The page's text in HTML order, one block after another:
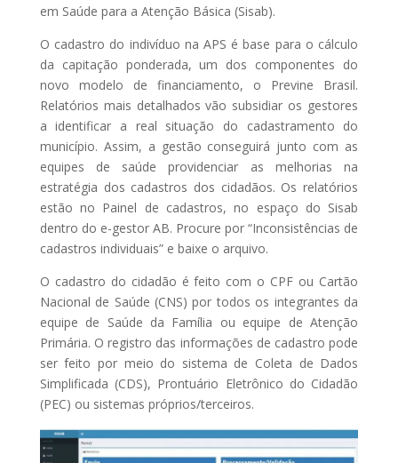
em Saúde para a Atenção Básica (Sisab).
O cadastro do indivíduo na APS é base para o cálculo
da capitação ponderada, um dos componentes do
novo modelo de financiamento, o Previne Brasil.
Relatórios mais detalhados vão subsidiar os gestores
a identificar a real situação do cadastramento do
município. Assim, a gestão conseguirá junto com as
equipes de saúde providenciar as melhorias na
estratégia dos cadastros dos cidadãos. Os relatórios
estão no Painel de cadastros, no espaço do Sisab
dentro do e-gestor AB. Procure por “Inconsistências de
cadastros individuais” e baixe o arquivo.
O cadastro do cidadão é feito com o CPF ou Cartão
Nacional de Saúde (CNS) por todos os integrantes da
equipe de Saúde da Família ou equipe de Atenção
Primária. O registro das informações de cadastro pode
ser feito por meio do sistema de Coleta de Dados
Simplificada (CDS), Prontuário Eletrônico do Cidadão
(PEC) ou sistemas próprios/terceiros.